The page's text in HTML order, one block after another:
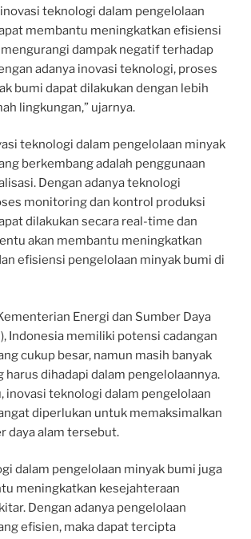
inovasi teknologi dalam pengelolaan
membantu meningkatkan efisiensi
dampak negatif terhadap
adanya inovasi teknologi, proses
bumi dapat dilakukan dengan lebih
lingkungan,” ujarnya.
teknologi dalam pengelolaan minyak
berkembang adalah penggunaan
Dengan adanya teknologi
monitoring dan kontrol produksi
dilakukan secara real-time dan
akan membantu meningkatkan
efisiensi pengelolaan minyak bumi di
Energi dan Sumber Daya
Indonesia memiliki potensi cadangan
cukup besar, namun masih banyak
harus dihadapi dalam pengelolaannya.
inovasi teknologi dalam pengelolaan
diperlukan untuk memaksimalkan
daya alam tersebut.
dalam pengelolaan minyak bumi juga
meningkatkan kesejahteraan
Dengan adanya pengelolaan
efisien, maka dapat tercipta